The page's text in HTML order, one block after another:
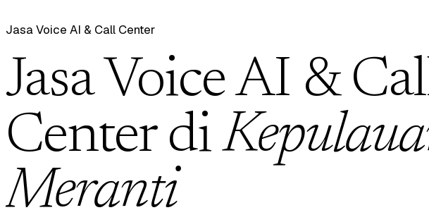
Jasa Voice AI & Call Center
Jasa Voice AI &
Center di
Meranti